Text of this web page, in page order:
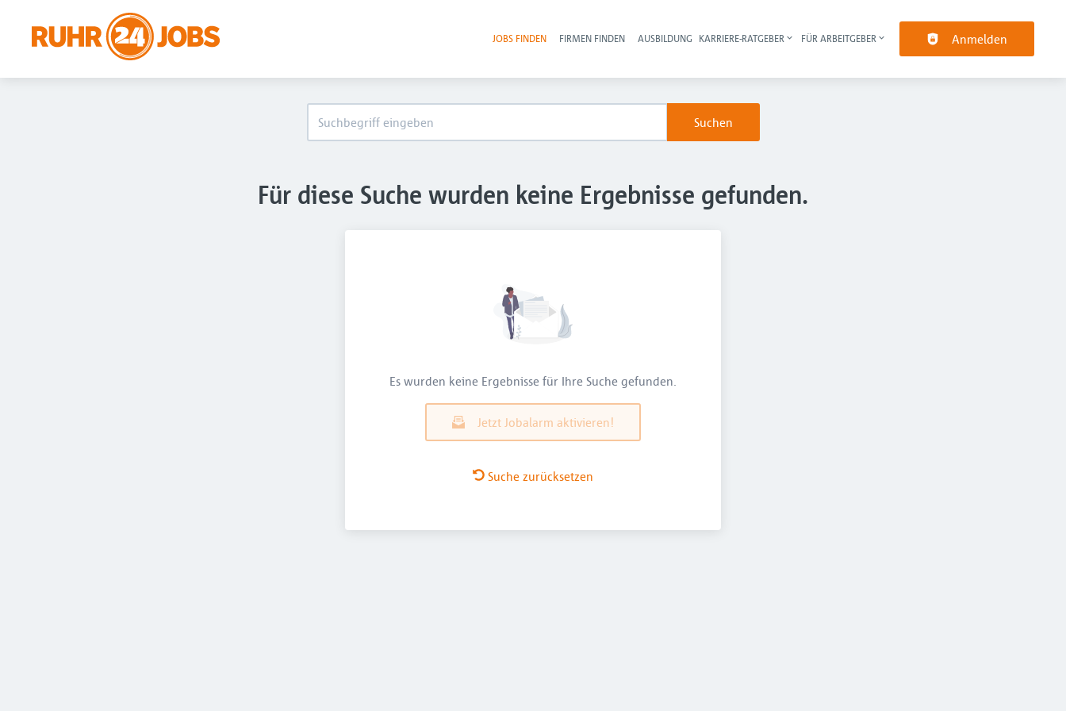
Haupt-Navigation
JOBS FINDEN FIRMEN FINDEN AUSBILDUNG KARRIERE-RATGEBER FÜR ARBEITGEBER Anmelden
Suchen
Für diese Suche wurden keine Ergebnisse gefunden.
Es wurden keine Ergebnisse für Ihre Suche gefunden.
Jetzt Jobalarm aktivieren!
Suche zurücksetzen